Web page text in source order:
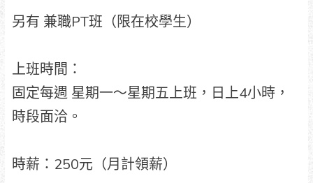
另有 兼職PT班（限在校學生）
上班時間：
固定每週 星期一～星期五上班，日上4小時，
時段面洽。
時薪：250元（月計領薪）